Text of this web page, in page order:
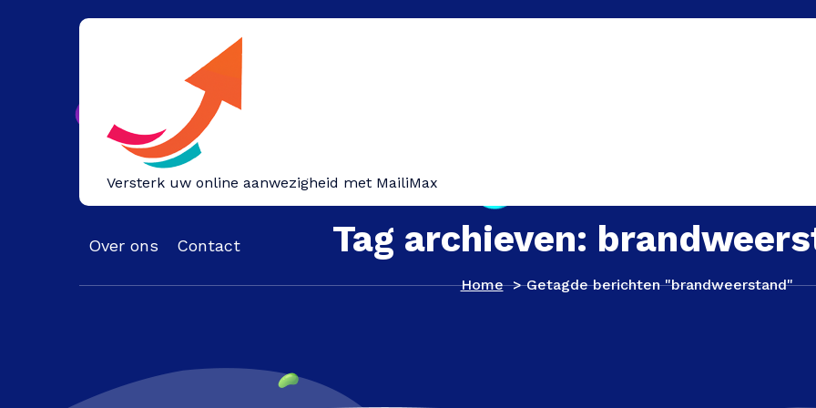
Versterk uw online aanwezigheid met MailiMax
Over ons Contact Tag archieven:
Home>Getagde berichten "brandweerstand"